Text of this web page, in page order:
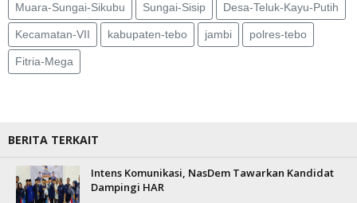
Muara-Sungai-Sikubu Sungai-Sisip Desa-Teluk-Kayu-Putih
Kecamatan-VII kabupaten-tebo jambi polres-tebo
Fitria-Mega
BERITA TERKAIT
Intens Komunikasi, NasDem Tawarkan Kandidat
Dampingi HAR